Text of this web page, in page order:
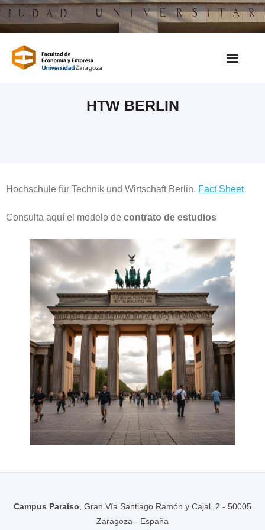
Saltar
al
HTW BERLIN
Hochschule für Technik und Wirtschaft Berlin. Fact Sheet
Consulta aquí el modelo de contrato de estudios
Campus Paraíso , Gran Vía Santiago Ramón y Cajal, 2 - 50005
Zaragoza - España